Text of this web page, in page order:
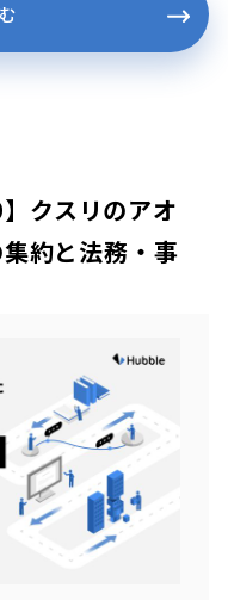
クスリのアオ
約と法務・事